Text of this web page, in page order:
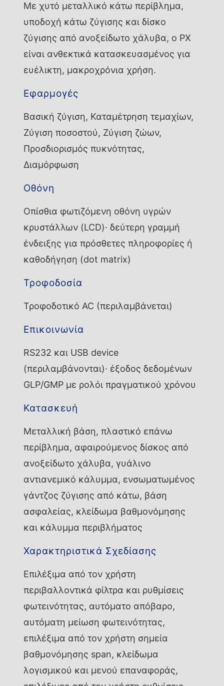
Με χυτό μεταλλικό κάτω περίβλημα,
υποδοχή κάτω ζύγισης και δίσκο
ζύγισης από ανοξείδωτο χάλυβα, ο PX
είναι ανθεκτικά κατασκευασμένος για
ευέλικτη, μακροχρόνια χρήση.
Εφαρμογές
Βασική ζύγιση, Καταμέτρηση τεμαχίων,
Ζύγιση ποσοστού, Ζύγιση ζώων,
Προσδιορισμός πυκνότητας,
Διαμόρφωση
Οθόνη
Οπίσθια φωτιζόμενη οθόνη υγρών
κρυστάλλων (LCD)· δεύτερη γραμμή
ένδειξης για πρόσθετες πληροφορίες ή
καθοδήγηση (dot matrix)
Τροφοδοσία
Τροφοδοτικό AC (περιλαμβάνεται)
Επικοινωνία
RS232 και USB device
(περιλαμβάνονται)· έξοδος δεδομένων
GLP/GMP με ρολόι πραγματικού χρόνου
Κατασκευή
Μεταλλική βάση, πλαστικό επάνω
περίβλημα, αφαιρούμενος δίσκος από
ανοξείδωτο χάλυβα, γυάλινο
αντιανεμικό κάλυμμα, ενσωματωμένος
γάντζος ζύγισης από κάτω, βάση
ασφαλείας, κλείδωμα βαθμονόμησης
και κάλυμμα περιβλήματος
Χαρακτηριστικά Σχεδίασης
Επιλέξιμα από τον χρήστη
περιβαλλοντικά φίλτρα και ρυθμίσεις
φωτεινότητας, αυτόματο απόβαρο,
αυτόματη μείωση φωτεινότητας,
επιλέξιμα από τον χρήστη σημεία
βαθμονόμησης span, κλείδωμα
λογισμικού και μενού επαναφοράς,